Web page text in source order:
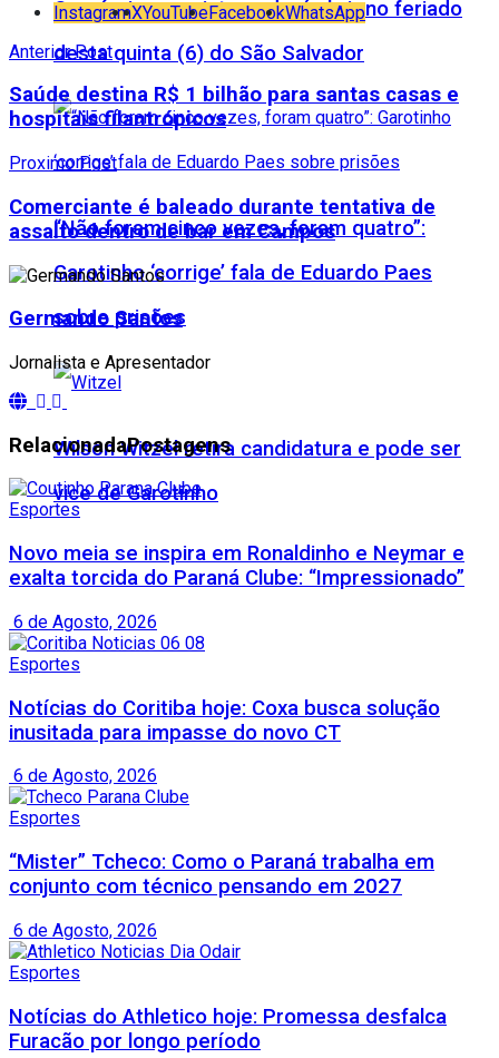
Comércio campista poderá abrir no feriado
desta quinta (6) do São Salvador
“Não foram cinco vezes, foram quatro”:
Garotinho ‘corrige’ fala de Eduardo Paes
sobre prisões
Wilson Witzel retira candidatura e pode ser
vice de Garotinho
InstagramXYouTubeFacebookWhatsApp
Anterior Post
Saúde destina R$ 1 bilhão para santas casas e
hospitais filantrópicos
Proximo Post
Comerciante é baleado durante tentativa de
assalto dentro de bar em Campos
Germando Santos
Jornalista e Apresentador
RelacionadaPostagens
Esportes
Novo meia se inspira em Ronaldinho e Neymar e
exalta torcida do Paraná Clube: “Impressionado”
6 de Agosto, 2026
Esportes
Notícias do Coritiba hoje: Coxa busca solução
inusitada para impasse do novo CT
6 de Agosto, 2026
Esportes
“Mister” Tcheco: Como o Paraná trabalha em
conjunto com técnico pensando em 2027
6 de Agosto, 2026
Esportes
Notícias do Athletico hoje: Promessa desfalca
Furacão por longo período